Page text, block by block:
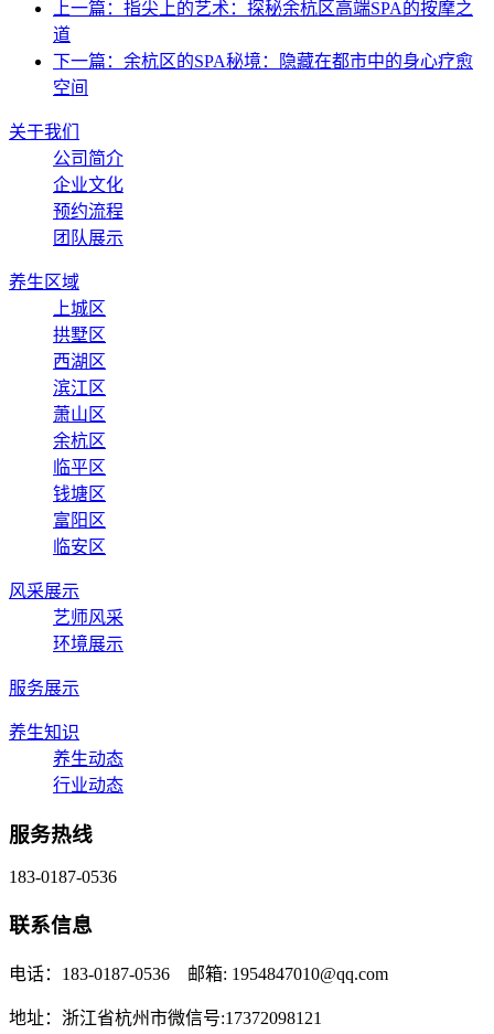
上一篇：指尖上的艺术：探秘余杭区高端SPA的按摩之
道
下一篇：余杭区的SPA秘境：隐藏在都市中的身心疗愈
空间
关于我们
公司简介
企业文化
预约流程
团队展示
养生区域
上城区
拱墅区
西湖区
滨江区
萧山区
余杭区
临平区
钱塘区
富阳区
临安区
风采展示
艺师风采
环境展示
服务展示
养生知识
养生动态
行业动态
服务热线
183-0187-0536
联系信息
电话：183-0187-0536 邮箱: 1954847010@qq.com
地址：浙江省杭州市微信号:17372098121